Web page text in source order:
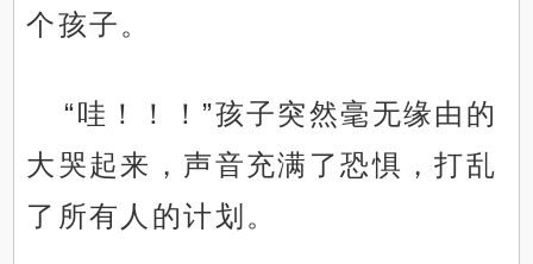
个孩子。
“哇！！！”孩子突然毫无缘由的
大哭起来，声音充满了恐惧，打乱
了所有人的计划。